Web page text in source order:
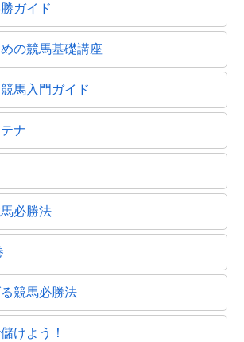
ガイド
の競馬基礎講座
馬入門ガイド
ナ
必勝法
競馬必勝法
けよう！